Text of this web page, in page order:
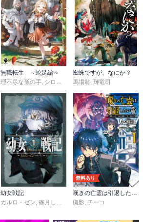
無職転生 ～蛇足編～
理不尽な孫の手, シロタカ
蜘蛛ですが、なにか？
馬場翁, 輝竜司
幼女戦記
カルロ・ゼン 篠月しのぶ
無料あり
槻影 チーコ